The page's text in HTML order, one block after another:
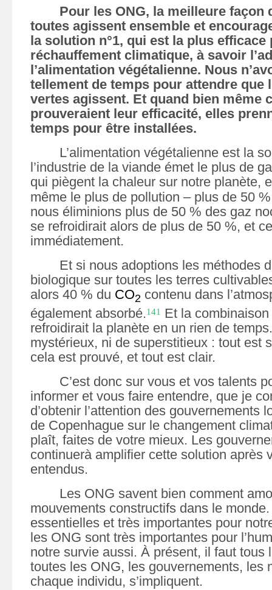
Pour les ONG, la meilleure façon
toutes agissent ensemble et
la solution n°1, qui est la plus efficace
réchauffement climatique, à savoir l’
l’alimentation végétalienne. Nous
tellement de temps pour attendre que
vertes agissent. Et quand bien même
prouveraient leur efficacité, elles
temps pour être installées.
L’alimentation végétalienne est la
l’industrie de la viande émet le plus de
qui piègent la chaleur sur notre planète,
même le plus de pollution – plus de 50
nous éliminions plus de 50 % des gaz
se refroidirait alors de plus de 50 %, et
immédiatement.
Et si nous adoptions les méthodes
biologique sur toutes les terres
alors 40 % du CO2 contenu dans
également absorbé.141 Et la
refroidirait la planète en un rien de
mystérieux, ni de superstitieux : tout est
cela est prouvé, et tout est clair.
C’est donc sur vous et vos talents
informer et vous faire entendre, que je
d’obtenir l’attention des gouvernements
de Copenhague sur le changement
plaît, faites de votre mieux. Les
continuerà amplifier cette solution après
entendus.
Les ONG savent bien comment
mouvements constructifs dans le
essentielles et très importantes pour
les ONG sont très importantes pour
notre survie aussi. À présent, il faut tous
toutes les ONG, les gouvernements, les
chaque individu, s’impliquent.